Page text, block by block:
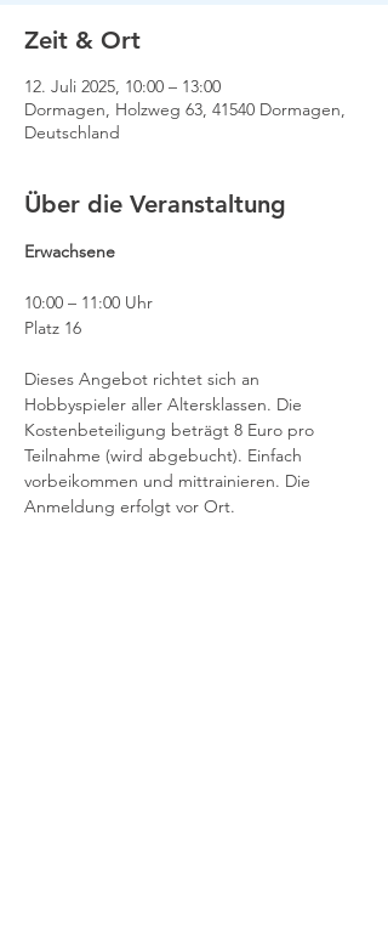
Zeit & Ort
12. Juli 2025, 10:00 – 13:00
Dormagen, Holzweg 63, 41540 Dormagen,
Deutschland
Über die Veranstaltung
Erwachsene
10:00 – 11:00 Uhr
Platz 16
Dieses Angebot richtet sich an
Hobbyspieler aller Altersklassen. Die
Kostenbeteiligung beträgt 8 Euro pro
Teilnahme (wird abgebucht). Einfach
vorbeikommen und mittrainieren. Die
Anmeldung erfolgt vor Ort.